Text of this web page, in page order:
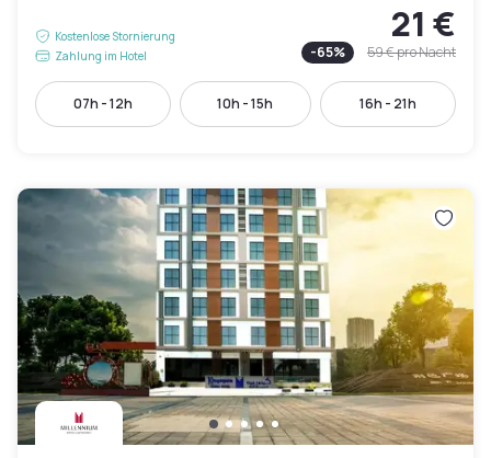
Kostenlose Stornierung
Zahlung im Hotel
21 €
-65% 59 €pro Nacht
07h - 12h 10h - 15h 16h - 21h